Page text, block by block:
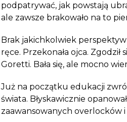
podpatrywać, jak powstają
ale zawsze brakowało na to
Brak jakichkolwiek
ręce. Przekonała ojca. Zgodził
Goretti. Bała się, ale mocno
Już na początku edukacji
świata. Błyskawicznie
zaawansowanych overlocków